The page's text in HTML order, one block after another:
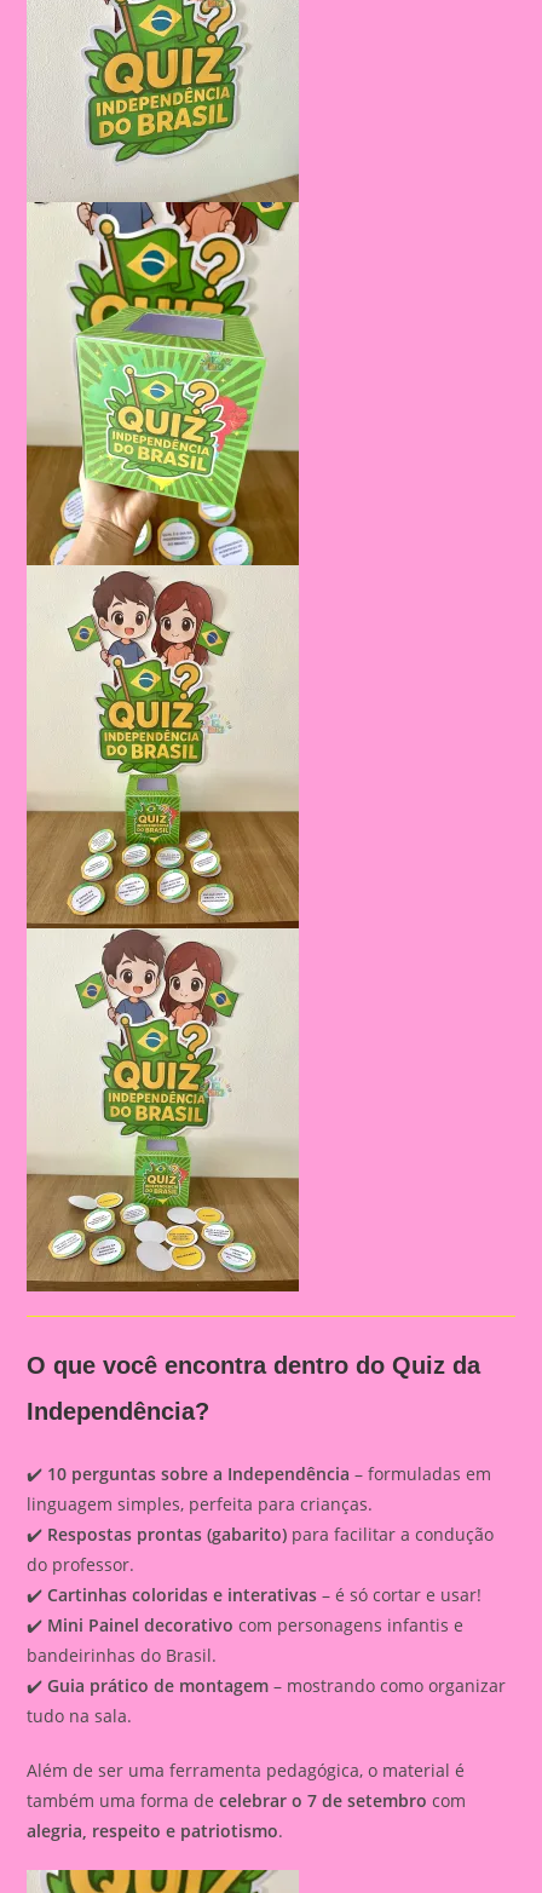
O que você encontra dentro do Quiz da
Independência?
✔️ 10 perguntas sobre a Independência – formuladas em
linguagem simples, perfeita para crianças.
✔️ Respostas prontas (gabarito) para facilitar a condução
do professor.
✔️Cartinhas coloridas e interativas – é só cortar e usar!
✔️ Mini Painel decorativo com personagens infantis e
bandeirinhas do Brasil.
✔️Guia prático de montagem – mostrando como organizar
tudo na sala.
Além de ser uma ferramenta pedagógica, o material é
também uma forma decelebrar o 7 de setembro com
alegria, respeito e patriotismo.